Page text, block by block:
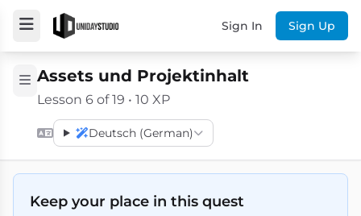
Sign In Sign Up
Assets und Projektinhalt
Lesson 6 of 19 • 10 XP
Deutsch (German)
Keep your place in this quest